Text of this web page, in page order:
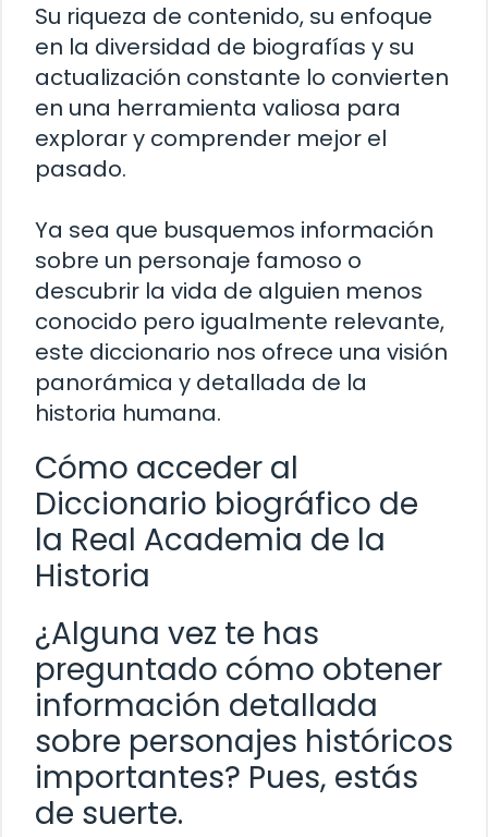
Su riqueza de contenido, su enfoque
en la diversidad de biografías y su
actualización constante lo convierten
en una herramienta valiosa para
explorar y comprender mejor el
pasado.
Ya sea que busquemos información
sobre un personaje famoso o
descubrir la vida de alguien menos
conocido pero igualmente relevante,
este diccionario nos ofrece una visión
panorámica y detallada de la
historia humana.
Cómo acceder al
Diccionario biográfico de
la Real Academia de la
Historia
¿Alguna vez te has
preguntado cómo obtener
información detallada
sobre personajes históricos
importantes? Pues, estás
de suerte.